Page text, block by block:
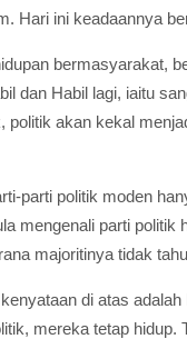
Hari ini keadaannya
bermasyarakat,
dan Habil lagi, iaitu
politik akan kekal
parti politik moden
mengenali parti
majoritinya tidak
di atas
mereka tetap